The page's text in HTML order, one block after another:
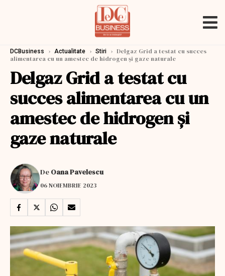
DCBusiness › Actualitate › Stiri › Delgaz Grid a testat cu succes
alimentarea cu un amestec de hidrogen și gaze naturale
Delgaz Grid a testat cu
succes alimentarea cu un
amestec de hidrogen și
gaze naturale
De Oana Pavelescu
06 NOIEMBRIE 2023